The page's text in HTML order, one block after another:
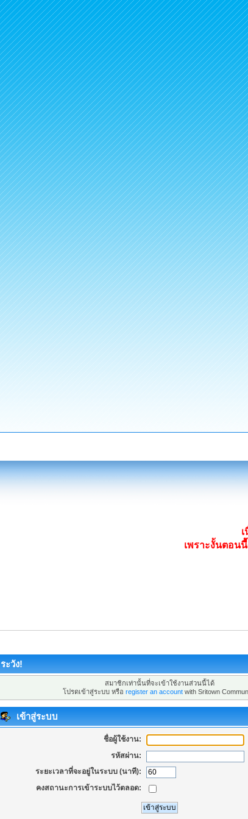
เพราะงั้นตอน
ระวัง!
สมาชิกเท่านั้นที่จะเข้าใช้งานส่วนนี้ได้
โปรดเข้าสู่ระบบ หรือ register an account with Sritown
เข้าสู่ระบบ
ชื่อผู้ใช้งาน:
รหัสผ่าน:
ระยะเวลาที่จะอยู่ในระบบ (นาที):
คงสถานะการเข้าระบบไว้ตลอด: